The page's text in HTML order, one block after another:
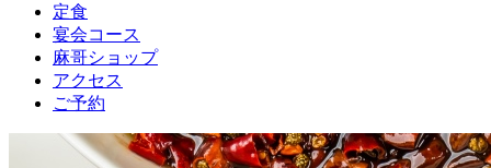
定食
宴会コース
麻哥ショップ
アクセス
ご予約